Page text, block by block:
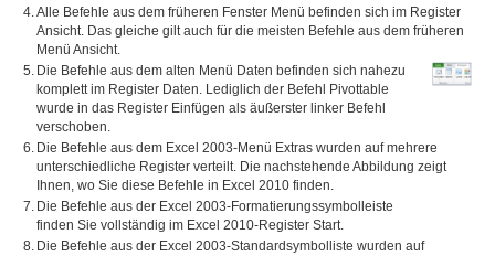
4.Alle Befehle aus dem früheren Fenster Menü befinden sich im Register
Ansicht. Das gleiche gilt auch für die meisten Befehle aus dem früheren
Menü Ansicht.
5. Die Befehle aus dem alten Menü Daten befinden sich nahezu
komplett im Register Daten. Lediglich der Befehl Pivottable
wurde in das Register Einfügen als äußerster linker Befehl
verschoben.
6. Die Befehle aus dem Excel 2003-Menü Extras wurden auf mehrere
unterschiedliche Register verteilt. Die nachstehende Abbildung zeigt
Ihnen, wo Sie diese Befehle in Excel 2010 finden.
7. Die Befehle aus der Excel 2003-Formatierungssymbolleiste
finden Sie vollständig im Excel 2010-Register Start.
8. Die Befehle aus der Excel 2003-Standardsymbolliste wurden auf